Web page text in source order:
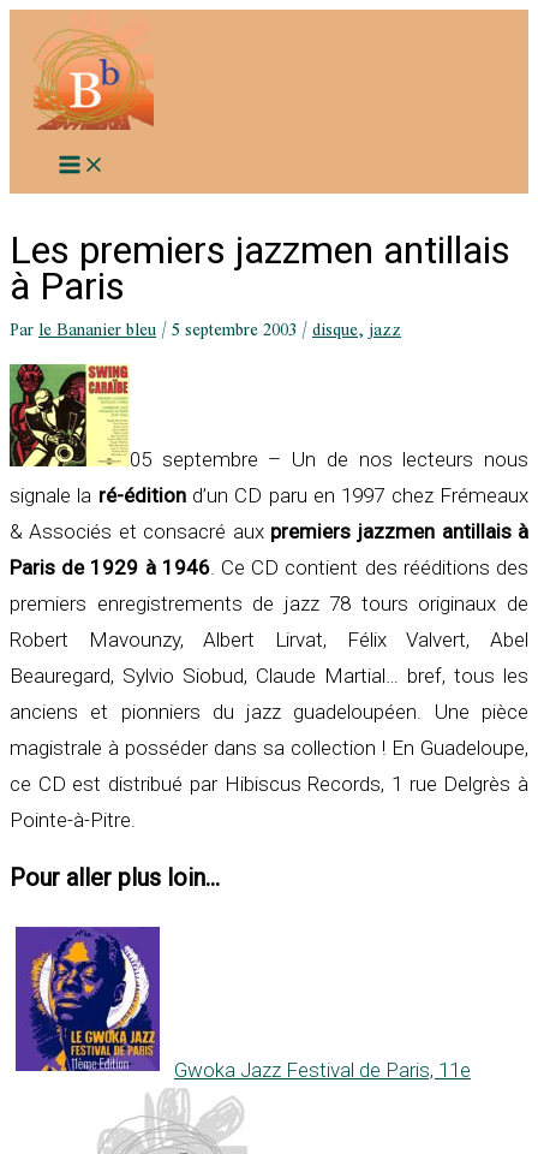
contenu
Les premiers jazzmen antillais
à Paris
Parle Bananier bleu/5 septembre 2003/disque,jazz
05 septembre – Un de nos lecteurs nous
signale la ré-éditiond’un CD paru en 1997 chez Frémeaux
& Associés et consacré aux premiers jazzmen antillais à
Paris de 1929 à 1946. Ce CD contient des rééditions des
premiers enregistrements de jazz 78 tours originaux de
Robert Mavounzy, Albert Lirvat, Félix Valvert, Abel
Beauregard, Sylvio Siobud, Claude Martial… bref, tous les
anciens et pionniers du jazz guadeloupéen. Une pièce
magistrale à posséder dans sa collection ! En Guadeloupe,
ce CD est distribué par Hibiscus Records, 1 rue Delgrès à
Pointe-à-Pitre.
Pour aller plus loin...
Gwoka Jazz Festival de Paris, 11e